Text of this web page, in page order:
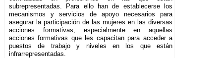
subrepresentadas. Para ello han de establecerse los
mecanismos y servicios de apoyo necesarios para
asegurar la participación de las mujeres en las diversas
acciones formativas, especialmente en aquellas
acciones formativas que les capacitan para acceder a
puestos de trabajo y niveles en los que están
infrarrepresentadas.